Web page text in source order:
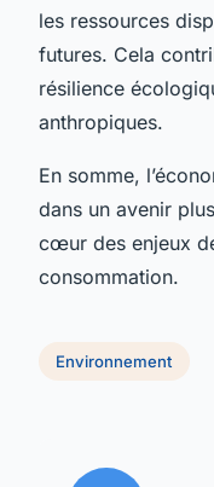
les ressources
futures. Cela
résilience
anthropiques.
En somme,
dans un avenir
cœur des enjeux
consommation.
Environnement